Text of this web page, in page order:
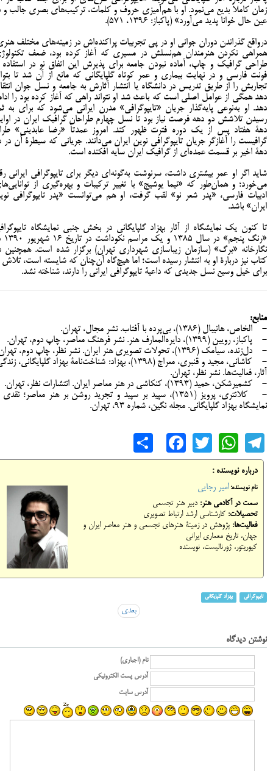
زمان کاملاً بدیع می‌نمود. او با هم‌آمیزی حروف و کلمات، ترکیب‌های بصری جالب و
عین حال خوانا پدید می‌آورد» (پاکباز: 1396، 571).
درواقع گذراندن دوران جوانی او در پی تجربیات پراکنده‌اش در زمینه‌های مختلف
همراهی نکردن هنرمندان هم‌نسلش در مسیری که آغاز کرده بود، ضعف
طراحی گرافیک و چاپ، آماده نبودن جامعه برای پذیرش این اتفاق نو در استفاده
فونت فارسی و در نهایت بیماری و عمر کوتاه گلپایگانی که مانع از آن شد تا
تجاربش را از طریق تدریس در دانشگاه یا انتشار آثارش به جامعه و نسل جوان
دهد همگی از عوامل اصلی است که باعث شد او نتواند راهی که آغاز کرده بود را
دهد. او به‌نوعی پایه‌گذار جریان «تایپوگرافی» مدرن ایرانی می‌شود که برای به
رسیدن تلاشش دو دهه فرصت نیاز بود تا نسل چهارم طراحان گرافیک ایران در
دهۀ هفتاد پس از یک دوره فترت ظهور کند. امروز عمدتاً «رضا عابدینی»
گرافیست را آغازگر جریان تایپوگرافی نوین ایران می‌دانند. جریانی که سیطرۀ آن در
دهۀ اخیر بر قسمت عمده‌ای از گرافیک ایران سایه افکنده است.
شاید اگر او عمر بیشتری داشت، سرنوشت به‌گونه‌ای دیگر برای تایپوگرافی ایرانی
می‌خورد؛ و همان‌طور که «نیما یوشیج» با تغییر ترکیبات و بهره‌گیری از
ادبیات فارسی، «پدر شعر نو» لقب گرفت، او هم می‌توانست «پدر تایپوگرافی
ایران» باشد.
تا کنون یک نمایشگاه از آثار بهزاد گلپایگانی در بخش جنبی نمایشگاه
«رنگ
نگارخانه «برگ» (سازمان زیباسازی شهرداری تهران) برگزار شده است. همچنین
کتاب نیز دربارۀ او به انتشار رسیده است؛ اما هیچ‌گاه آن‌چنان که شایسته است، تلاش
برای خیل وسیع نسل جدیدی که داعیۀ تایپوگرافی ایرانی را دارند، شناخته نشد.
منابع:
- الخاص، هانیبال (1386)، بی‌پرده با آفتاب. نشر مجال، تهران.
- پاکباز، رویین (1399)، دایره‌المعارف هنر. نشر فرهنگ معاصر، چاپ دوم، تهران.
- ‌دل‌زنده، سیامک (1396)، تحولات تصویری هنر ایران. نشر نظر، چاپ دوم، تهران.
- کاشانی، مجید و قنبری، معراج (1398)، بهزاد: شناخت‌نامۀ بهزاد گلپایگانی،
آثار، فعالیت‌ها. نشر نظر، تهران.
- کشمیرشکن، حمید (1393)، کنکاشی در هنر معاصر ایران. انتشارات نظر، تهران.
- کلانتری، پرویز (1351)، سپید بر سپید و تجرید روشن بر هنر معاصر؛
نمایشگاه بهزاد گلپایگانی. مجله نگین، شماره 93، تهران.
Telegram
WhatsApp
Twitter
Facebook
درباره نویسنده :
نام نویسنده: امیر رجایی
سمت در آکادمی هنر: دبیر هنر تجسمی
تحصیلات: کارشناسی ارشد ارتباط تصویری
فعالیت‌ها: پژوهش در زمینۀ هنرهای تجسمی و هنر معاصر ایران و
جهان، تاریخ معماری ایرانی
کیوریتور، ژورنالیست، نویسنده
تایپوگرافی بهزاد گلپایگانی
بعدی
نوشتن دیدگاه
نام (اجباری)
آدرس پست الکترونیکی
آدرس سایت